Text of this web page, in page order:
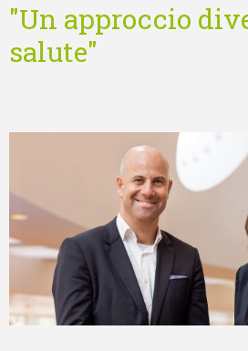
"Un approccio
salute"